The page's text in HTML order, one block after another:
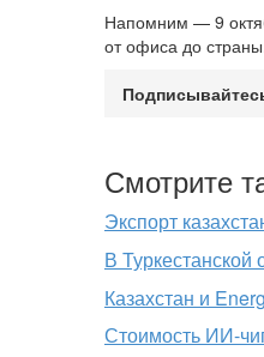
Напомним — 9
от офиса до
Смотрите
Экспорт
В
Казахстан и
Стоимость ИИ-